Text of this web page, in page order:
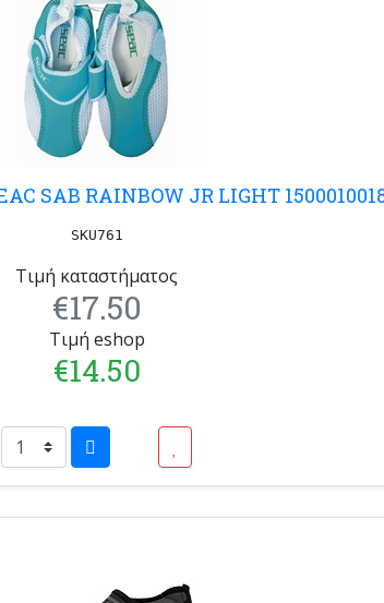
SAB RAINBOW JR LIGHT
SKU761
Τιμή καταστήματος
€17.50
Τιμή eshop
€14.50